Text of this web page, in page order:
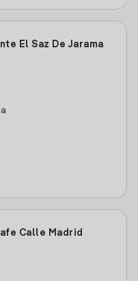
El Saz De Jarama
Calle Madrid